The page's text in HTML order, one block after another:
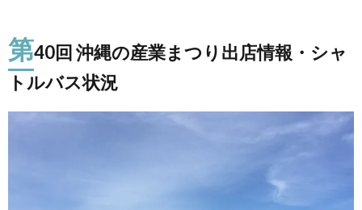
第40回 沖縄の産業まつり出店情報・シャ
トルバス状況